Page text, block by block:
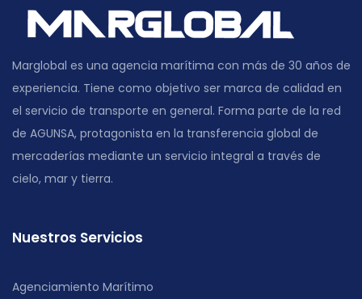
Marglobal es una agencia marítima con más de 30 años de
experiencia. Tiene como objetivo ser marca de calidad en
el servicio de transporte en general. Forma parte de la red
de AGUNSA, protagonista en la transferencia global de
mercaderías mediante un servicio integral a través de
cielo, mar y tierra.
Nuestros Servicios
Agenciamiento Marítimo